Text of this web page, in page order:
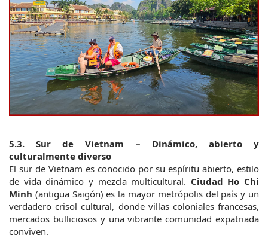
5.3. Sur de Vietnam – Dinámico, abierto y
culturalmente diverso
El sur de Vietnam es conocido por su espíritu abierto, estilo
de vida dinámico y mezcla multicultural. Ciudad Ho Chi
Minh (antigua Saigón) es la mayor metrópolis del país y un
verdadero crisol cultural, donde villas coloniales francesas,
mercados bulliciosos y una vibrante comunidad expatriada
conviven.